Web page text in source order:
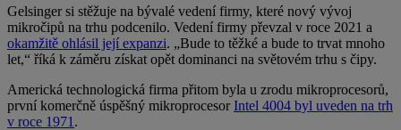
Gelsinger si stěžuje na bývalé vedení firmy, které nový vývoj
mikročipů na trhu podcenilo. Vedení firmy převzal v roce 2021 a
okamžitě ohlásil její expanzi. „Bude to těžké a bude to trvat mnoho
let,“ říká k záměru získat opět dominanci na světovém trhu s čipy.
Americká technologická firma přitom byla u zrodu mikroprocesorů,
první komerčně úspěšný mikroprocesorIntel 4004 byl uveden na trh
v roce 1971 .